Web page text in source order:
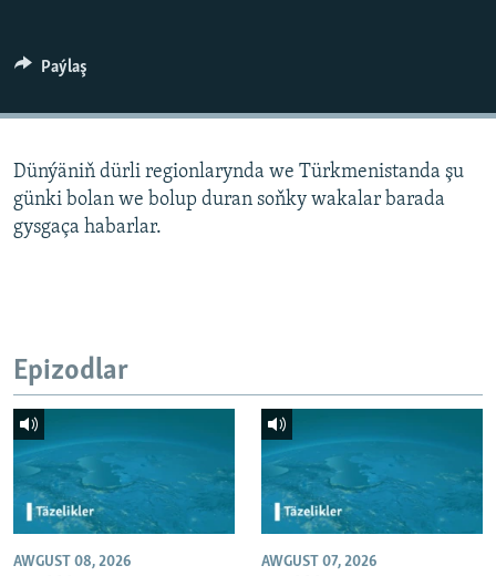
Paýlaş
Dünýäniň dürli regionlarynda we Türkmenistanda şu
günki bolan we bolup duran soňky wakalar barada
gysgaça habarlar.
Epizodlar
AWGUST 08, 2026 AWGUST 07, 2026